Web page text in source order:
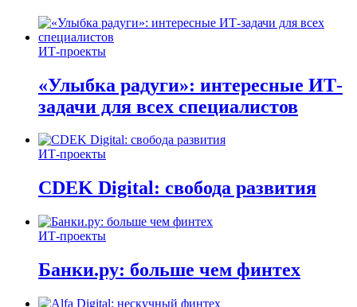
ИТ-проекты
«Улыбка радуги»: интересные ИТ-
задачи для всех специалистов
ИТ-проекты
CDEK Digital: свобода развития
ИТ-проекты
Банки.ру: больше чем финтех